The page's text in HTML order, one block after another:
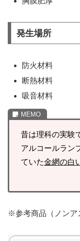
発生場所
防火材料
断熱材料
吸音材料
昔は理科の実験
アルコールラン
ていた金網の白
※参考商品（ノンア